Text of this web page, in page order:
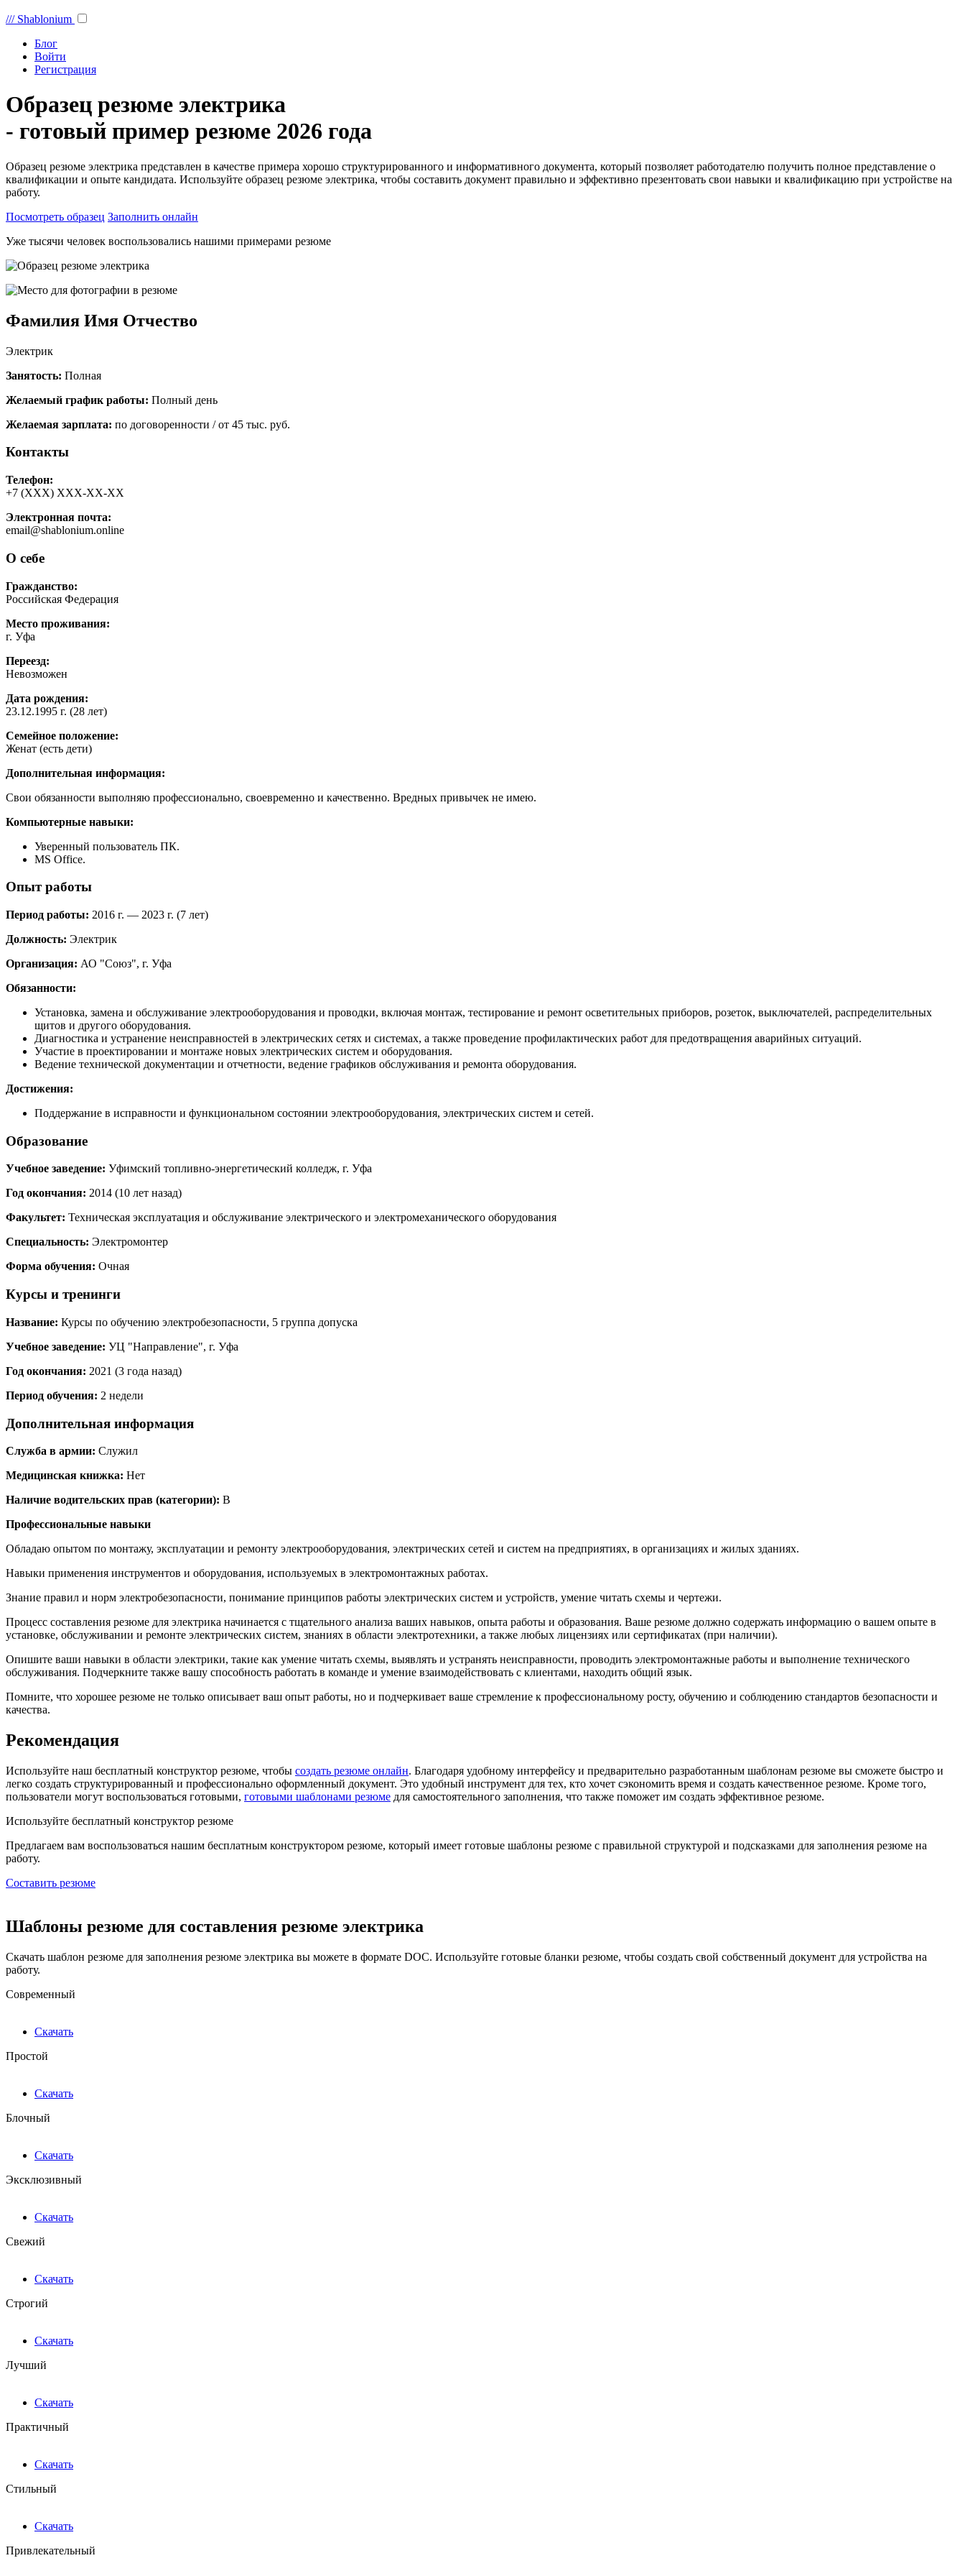
/// Shablonium
Блог
Войти
Регистрация
Образец резюме электрика
- готовый пример резюме 2026 года
Образец резюме электрика представлен в качестве примера хорошо структурированного и информативного документа, который позволяет работодателю получить полное представление о
квалификации и опыте кандидата. Используйте образец резюме электрика, чтобы составить документ правильно и эффективно презентовать свои навыки и квалификацию при устройстве на
работу.
Посмотреть образец Заполнить онлайн
Уже тысячи человек воспользовались нашими примерами резюме
Фамилия Имя Отчество
Электрик
Занятость: Полная
Желаемый график работы: Полный день
Желаемая зарплата: по договоренности / от 45 тыс. руб.
Контакты
Телефон:
+7 (ХХХ) ХХХ-ХХ-ХХ
Электронная почта:
email@shablonium.online
О себе
Гражданство:
Российская Федерация
Место проживания:
г. Уфа
Переезд:
Невозможен
Дата рождения:
23.12.1995 г. (28 лет)
Семейное положение:
Женат (есть дети)
Дополнительная информация:
Свои обязанности выполняю профессионально, своевременно и качественно. Вредных привычек не имею.
Компьютерные навыки:
Уверенный пользователь ПК.
MS Office.
Опыт работы
Период работы: 2016 г. — 2023 г. (7 лет)
Должность: Электрик
Организация: АО "Союз", г. Уфа
Обязанности:
Установка, замена и обслуживание электрооборудования и проводки, включая монтаж, тестирование и ремонт осветительных приборов, розеток, выключателей, распределительных
щитов и другого оборудования.
Диагностика и устранение неисправностей в электрических сетях и системах, а также проведение профилактических работ для предотвращения аварийных ситуаций.
Участие в проектировании и монтаже новых электрических систем и оборудования.
Ведение технической документации и отчетности, ведение графиков обслуживания и ремонта оборудования.
Достижения:
Поддержание в исправности и функциональном состоянии электрооборудования, электрических систем и сетей.
Образование
Учебное заведение: Уфимский топливно-энергетический колледж, г. Уфа
Год окончания: 2014 (10 лет назад)
Факультет: Техническая эксплуатация и обслуживание электрического и электромеханического оборудования
Специальность: Электромонтер
Форма обучения: Очная
Курсы и тренинги
Название: Курсы по обучению электробезопасности, 5 группа допуска
Учебное заведение: УЦ "Направление", г. Уфа
Год окончания: 2021 (3 года назад)
Период обучения: 2 недели
Дополнительная информация
Служба в армии: Служил
Медицинская книжка: Нет
Наличие водительских прав (категории): В
Профессиональные навыки
Обладаю опытом по монтажу, эксплуатации и ремонту электрооборудования, электрических сетей и систем на предприятиях, в организациях и жилых зданиях.
Навыки применения инструментов и оборудования, используемых в электромонтажных работах.
Знание правил и норм электробезопасности, понимание принципов работы электрических систем и устройств, умение читать схемы и чертежи.
Процесс составления резюме для электрика начинается с тщательного анализа ваших навыков, опыта работы и образования. Ваше резюме должно содержать информацию о вашем опыте в
установке, обслуживании и ремонте электрических систем, знаниях в области электротехники, а также любых лицензиях или сертификатах (при наличии).
Опишите ваши навыки в области электрики, такие как умение читать схемы, выявлять и устранять неисправности, проводить электромонтажные работы и выполнение технического
обслуживания. Подчеркните также вашу способность работать в команде и умение взаимодействовать с клиентами, находить общий язык.
Помните, что хорошее резюме не только описывает ваш опыт работы, но и подчеркивает ваше стремление к профессиональному росту, обучению и соблюдению стандартов безопасности и
качества.
Рекомендация
Используйте наш бесплатный конструктор резюме, чтобы создать резюме онлайн. Благодаря удобному интерфейсу и предварительно разработанным шаблонам резюме вы сможете быстро и
легко создать структурированный и профессионально оформленный документ. Это удобный инструмент для тех, кто хочет сэкономить время и создать качественное резюме. Кроме того,
пользователи могут воспользоваться готовыми, готовыми шаблонами резюме для самостоятельного заполнения, что также поможет им создать эффективное резюме.
Используйте бесплатный конструктор резюме
Предлагаем вам воспользоваться нашим бесплатным конструктором резюме, который имеет готовые шаблоны резюме с правильной структурой и подсказками для заполнения резюме на
работу.
Составить резюме
Шаблоны резюме для составления резюме электрика
Скачать шаблон резюме для заполнения резюме электрика вы можете в формате DOC. Используйте готовые бланки резюме, чтобы создать свой собственный документ для устройства на
работу.
Современный
Скачать
Простой
Скачать
Блочный
Скачать
Эксклюзивный
Скачать
Свежий
Скачать
Строгий
Скачать
Лучший
Скачать
Практичный
Скачать
Стильный
Скачать
Привлекательный